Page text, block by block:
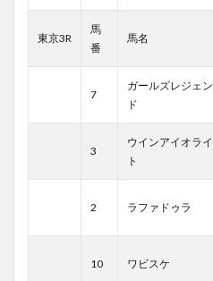
東京3R
馬
番
馬名
7
ガールズレジェン
ド
3
ウインアイオライ
ト
2 ラファドゥラ
10 ワビスケ